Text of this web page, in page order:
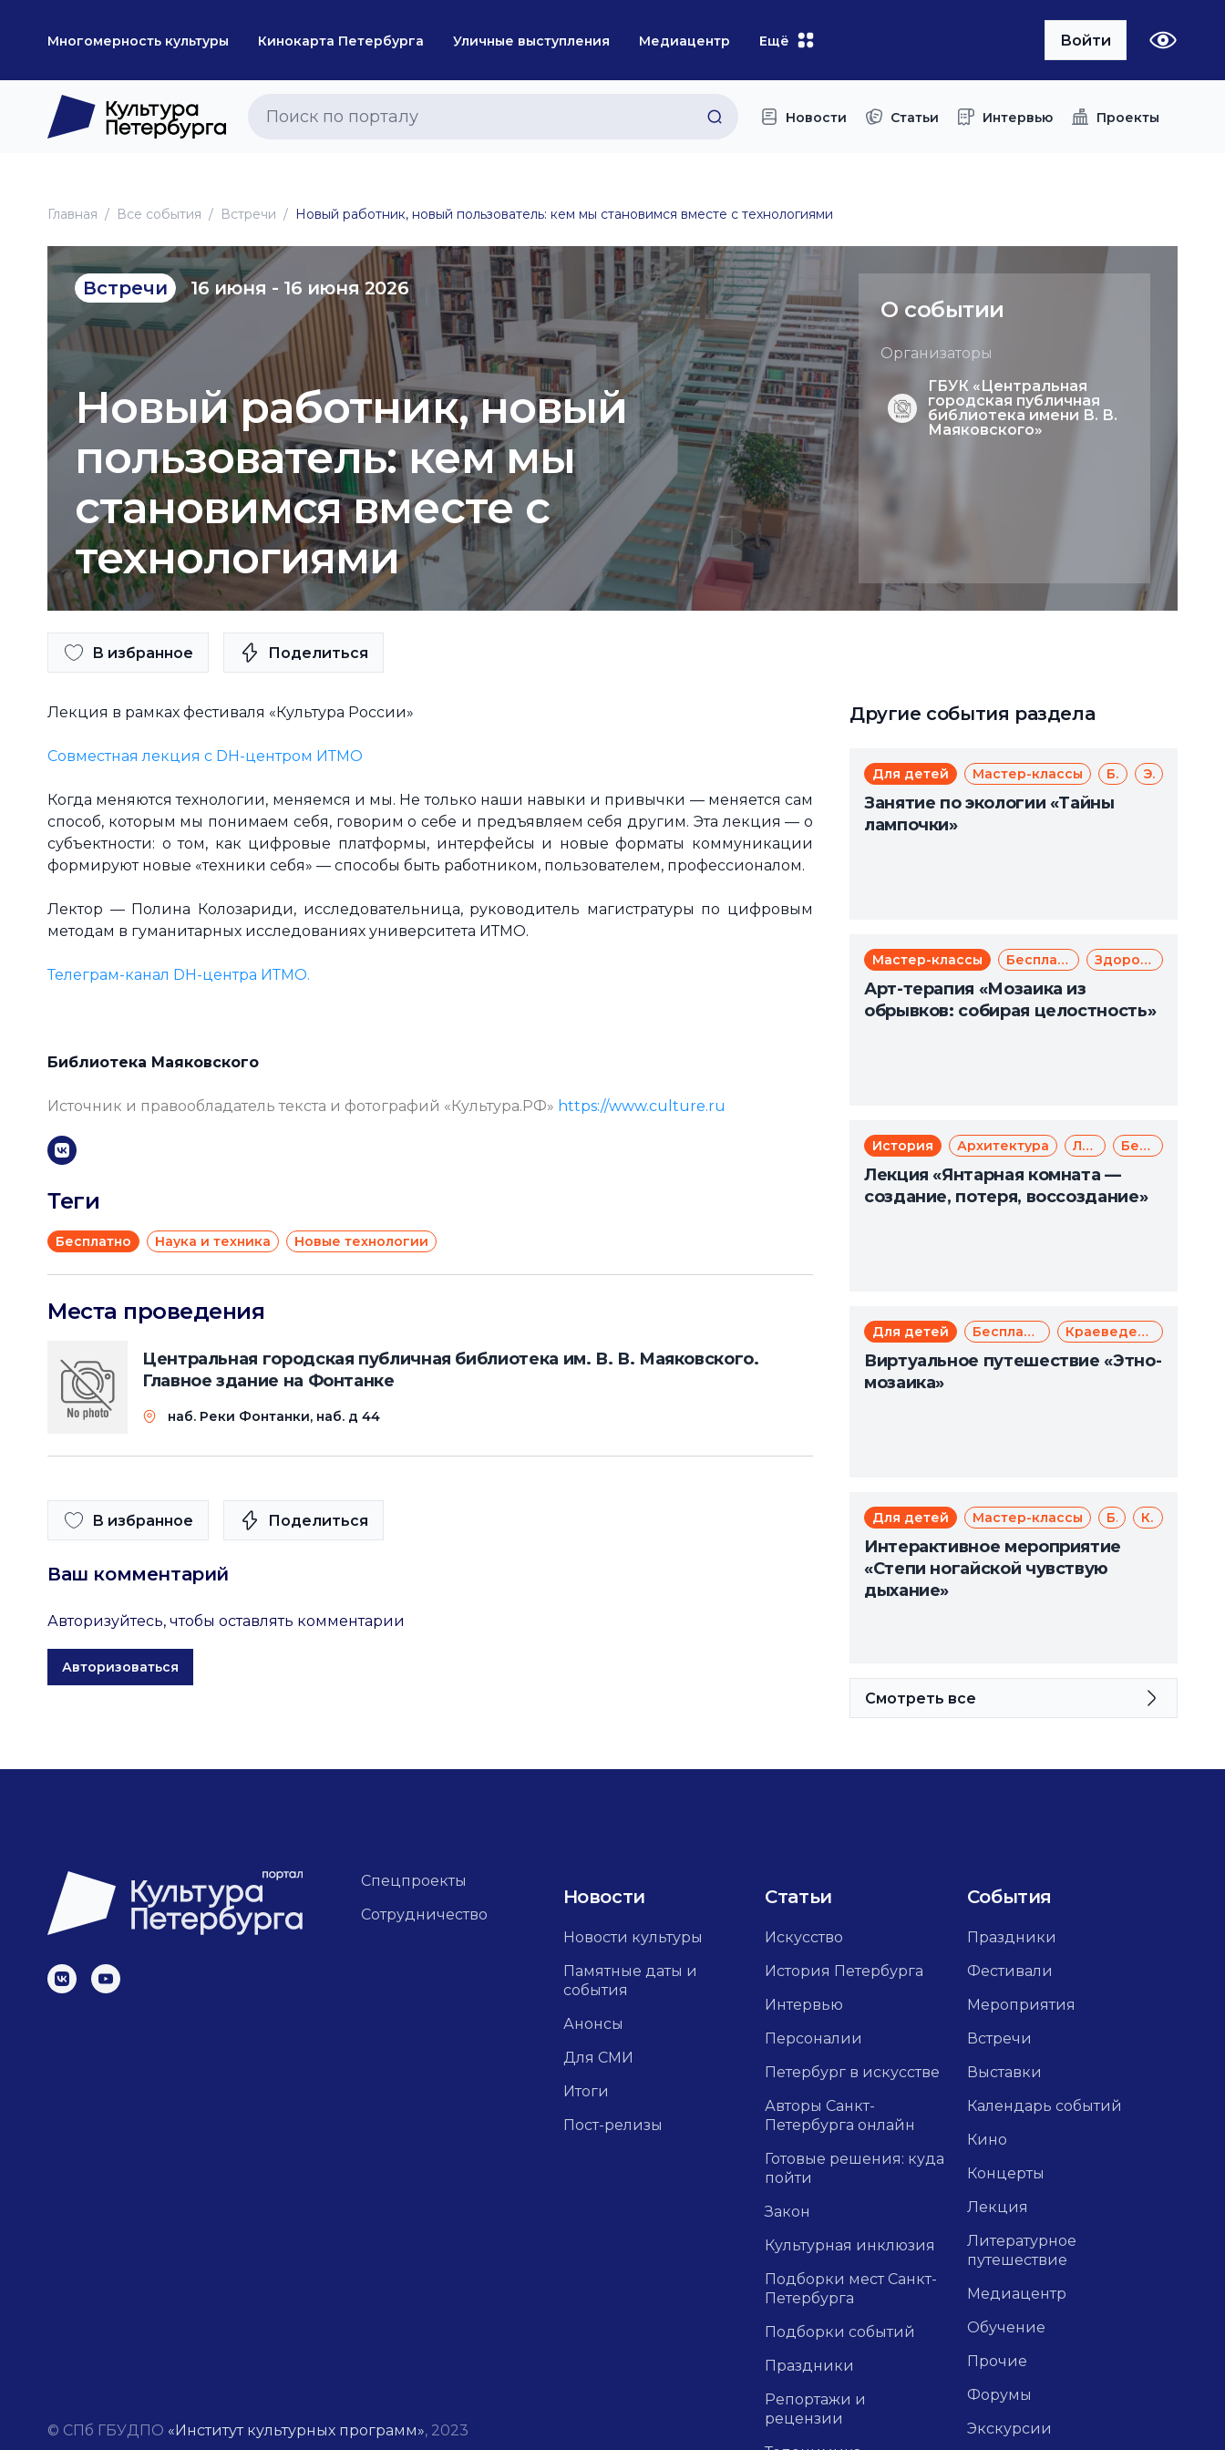
Многомерность культуры Кинокарта Петербурга Уличные выступления Медиацентр Ещё Войти
Новости Статьи Интервью Проекты
Главная Все события Встречи Новый работник, новый пользователь: кем мы становимся вместе с технологиями
Встречи 16 июня - 16 июня 2026
Новый работник, новый
пользователь: кем мы
становимся вместе с
технологиями
О событии
Организаторы
ГБУК «Центральная
городская публичная
библиотека имени В. В.
Маяковского»
В избранное Поделиться
Лекция в рамках фестиваля «Культура России»
Совместная лекция с DH-центром ИТМО
Когда меняются технологии, меняемся и мы. Не только наши навыки и привычки — меняется сам
способ, которым мы понимаем себя, говорим о себе и предъявляем себя другим. Эта лекция — о
субъектности: о том, как цифровые платформы, интерфейсы и новые форматы коммуникации
формируют новые «техники себя» — способы быть работником, пользователем, профессионалом.
Лектор — Полина Колозариди, исследовательница, руководитель магистратуры по цифровым
методам в гуманитарных исследованиях университета ИТМО.
Телеграм-канал DH-центра ИТМО.
Библиотека Маяковского
Источник и правообладатель текста и фотографий «Культура.РФ» https://www.culture.ru
Теги
Бесплатно Наука и техника Новые технологии
Места проведения
Центральная городская публичная библиотека им. В. В. Маяковского.
Главное здание на Фонтанке
наб. Реки Фонтанки, наб. д 44
В избранное Поделиться
Ваш комментарий
Авторизуйтесь, чтобы оставлять комментарии
Авторизоваться
Другие события раздела
Для детей Мастер-классы Бесплатно Экология
Занятие по экологии «Тайны
лампочки»
Мастер-классы Бесплатно Здоровье
Арт-терапия «Мозаика из
обрывков: собирая целостность»
История Архитектура Лекции Бесплатно
Лекция «Янтарная комната —
создание, потеря, воссоздание»
Для детей Бесплатно Краеведение
Виртуальное путешествие «Этно-
мозаика»
Для детей Мастер-классы Бесплатно Краеведение
Интерактивное мероприятие
«Степи ногайской чувствую
дыхание»
Смотреть все
Спецпроекты
Сотрудничество
Новости
Новости культуры
Памятные даты и
события
Анонсы
Для СМИ
Итоги
Пост-релизы
Статьи
Искусство
История Петербурга
Интервью
Персоналии
Петербург в искусстве
Авторы Санкт-
Петербурга онлайн
Готовые решения: куда
пойти
Закон
Культурная инклюзия
Подборки мест Санкт-
Петербурга
Подборки событий
Праздники
Репортажи и
рецензии
События
Праздники
Фестивали
Мероприятия
Встречи
Выставки
Календарь событий
Кино
Концерты
Лекция
Литературное
путешествие
Медиацентр
Обучение
Прочие
Форумы
Экскурсии
© СПб ГБУДПО «Институт культурных программ», 2023